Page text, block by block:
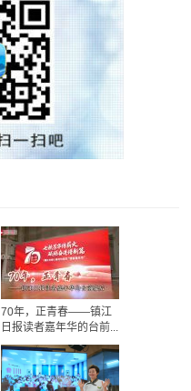
70年，正青春——镇江
日报读者嘉年华的台前...